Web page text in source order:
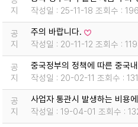
지
작성일 : 25-11-18 조회수 :
공
지
주의 바랍니다.
작성일 : 20-11-12 조회수 :
공
지
중국정부의 정책에 따른 중국
작성일 : 20-02-11 조회수 :
공
지
사업자 통관시 발생하는 비용
작성일 : 19-04-01 조회수 :